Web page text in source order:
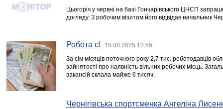
Цьогоріч у червні на базі Гончарівського ЦНСП
догляду. З робочим візитом його відвідав начальник
Робота є! 15.08.2025 12:56
За сім місяців поточного року 2,7 тис. роботодавців
зайнятості про наявність вільних робочих місць.
вакансій склала майже 6 тисяч.
Чернігівська спортсменка Ангеліна